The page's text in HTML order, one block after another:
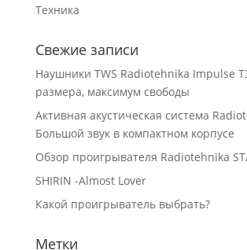
Техника
Свежие записи
Наушники TWS Radiotehnika Impulse
размера, максимум свободы
Активная акустическая система
Большой звук в компактном корпусе
Обзор проигрывателя Radiotehnika
SHIRIN -Almost Lover
Какой проигрыватель выбрать?
Метки